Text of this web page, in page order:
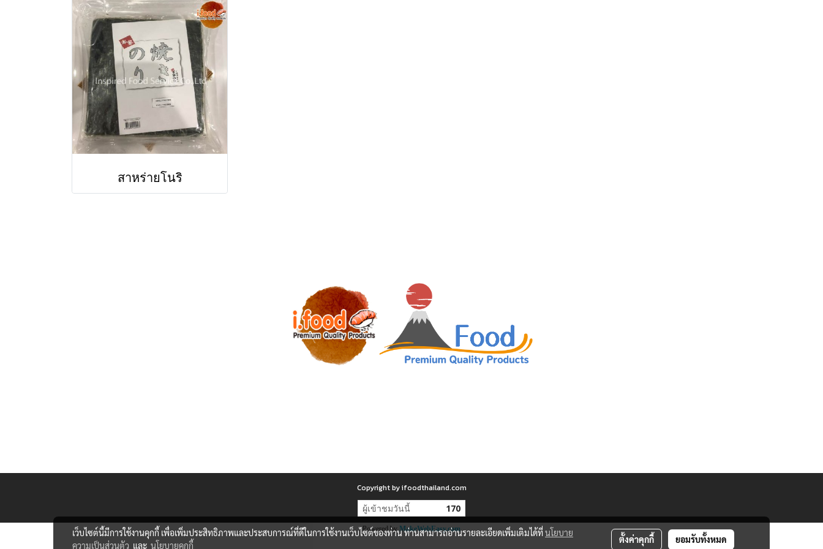
สาหร่ายโนริ
Copyright by ifoodthailand.com
ผู้เข้าชมวันนี้ 170
Powered by MakeWebEasy.com
เว็บไซต์นี้มีการใช้งานคุกกี้ เพื่อเพิ่มประสิทธิภาพและประสบการณ์ที่ดีในการใช้งานเว็บไซต์ของท่าน ท่านสามารถอ่านรายละเอียดเพิ่มเติมได้ที่นโยบาย
ความเป็นส่วนตัว และ นโยบายคุกกี้
ตั้งค่าคุกกี้ ยอมรับทั้งหมด